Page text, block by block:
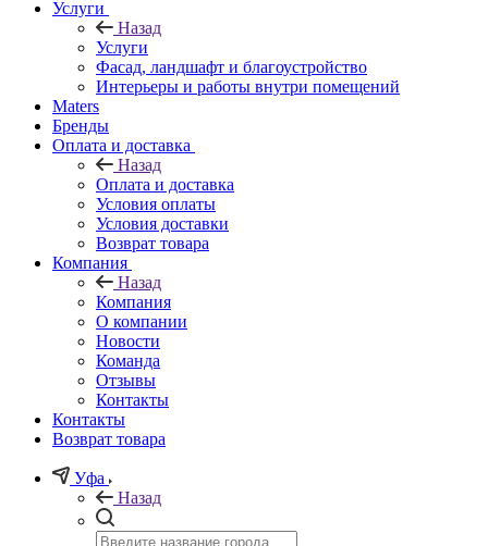
Услуги
Назад
Услуги
Фасад, ландшафт и благоустройство
Интерьеры и работы внутри помещений
Maters
Бренды
Оплата и доставка
Назад
Оплата и доставка
Условия оплаты
Условия доставки
Возврат товара
Компания
Назад
Компания
О компании
Новости
Команда
Отзывы
Контакты
Контакты
Возврат товара
Уфа
Назад